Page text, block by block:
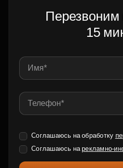
Перезвоним
15
Соглашаюсь на обработку
Соглашаюсь нарекламно-